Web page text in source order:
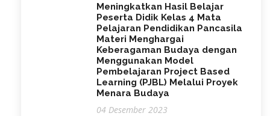
Meningkatkan Hasil Belajar
Peserta Didik Kelas 4 Mata
Pelajaran Pendidikan Pancasila
Materi Menghargai
Keberagaman Budaya dengan
Menggunakan Model
Pembelajaran Project Based
Learning (PJBL) Melalui Proyek
Menara Budaya
04 Desember 2023